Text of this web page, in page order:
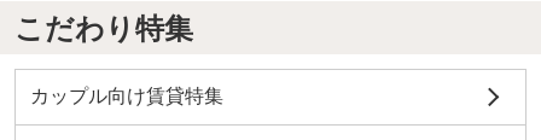
こだわり特集
カップル向け賃貸特集